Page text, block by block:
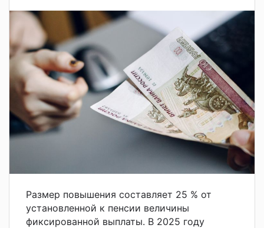
Размер повышения составляет 25 % от
установленной к пенсии величины
фиксированной выплаты. В 2025 году